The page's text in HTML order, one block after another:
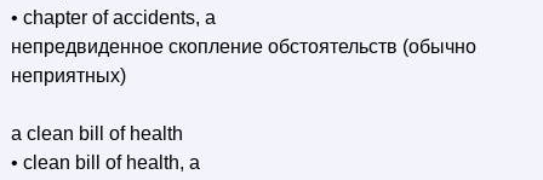
• chapter of accidents, a
непредвиденное скопление обстоятельств (обычно
неприятных)
a clean bill of health
• clean bill of health, a